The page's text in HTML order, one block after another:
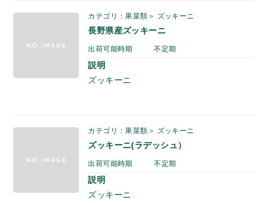
カテゴリ：果菜類＞ ズッキーニ
長野県産ズッキーニ
出荷可能時期 不定期
説明
ズッキーニ
カテゴリ：果菜類＞ ズッキーニ
ズッキーニ(ラデッシュ）
出荷可能時期 不定期
説明
ズッキーニ